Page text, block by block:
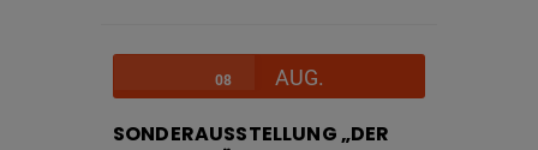
08 AUG.
SONDERAUSSTELLUNG „DER
Keine